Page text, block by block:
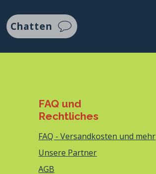
Chatten
FAQ und
Rechtliches
FAQ - Versandkosten und mehr
Unsere Partner
AGB